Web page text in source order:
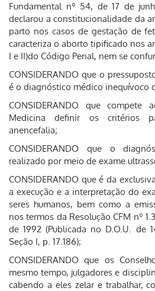
Fundamental nº 54, de 17 de
declarou a constitucionalidade da
parto nos casos de gestação de
caracteriza o aborto tipificado nos
I e II)do Código Penal, nem se
CONSIDERANDO que o
é o diagnóstico médico inequívoco
CONSIDERANDO que compete
Medicina definir os critérios
anencefalia;
CONSIDERANDO que o
realizado por meio de exame
CONSIDERANDO que é da
a execução e a interpretação do
seres humanos, bem como a
nos termos da Resolução CFM nº
de 1992 (Publicada no D.O.U. de
Seção I, p. 17.186);
CONSIDERANDO que os
mesmo tempo, julgadores e
cabendo a eles zelar e trabalhar,